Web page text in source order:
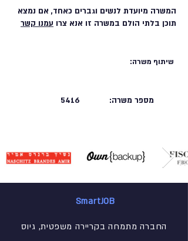
המשרה מיועדת לנשים וגברים כאחד, אם נמצא
תוכן בלתי הולם במשרה זו אנא צרו עמנו קשר
שיתוף משרה:
5416 מספר משרה:
SmartJOB
החברה מתמחה בקריירה משפטית, גיוס